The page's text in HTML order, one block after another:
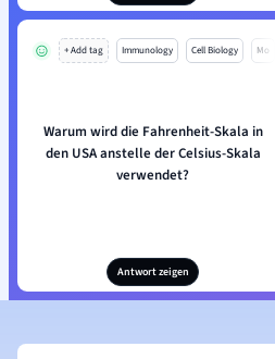
+ Add tag Immunology Cell Biology Mo
Warum wird die Fahrenheit-Skala in
den USA anstelle der Celsius-Skala
verwendet?
Antwort zeigen